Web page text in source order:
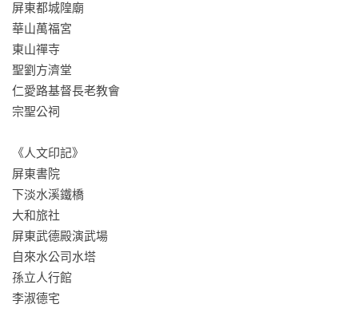
時代變遷的無聲哀愁……現在，讓我重新認識屏東暖熱陽光下
的變與不變。
熱情推薦（順序按筆畫排列）
三線路趙文俊｜屏東社造組織
老屋顏∣老屋記錄團隊
阮光民│漫畫家
良　根｜視覺藝術家
邱毓斌│國立屏東大學社會發展學系副教授兼系主任
徐孝晴、彭巧如│「繫‧本屋」創辦人
凌宗魁│建築文資工作者
曹銘宗｜台灣文史作家
B6速寫男｜《大人的畫畫課》作者
黃鼎倫∣前屏東縣政府勞青處長
屏東都城隍廟
華山萬福宮
東山禪寺
聖劉方濟堂
仁愛路基督長老教會
宗聖公祠
《人文印記》
屏東書院
下淡水溪鐵橋
大和旅社
屏東武德殿演武場
自來水公司水塔
孫立人行館
李淑德宅